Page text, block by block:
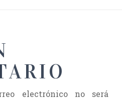
electrónico no será